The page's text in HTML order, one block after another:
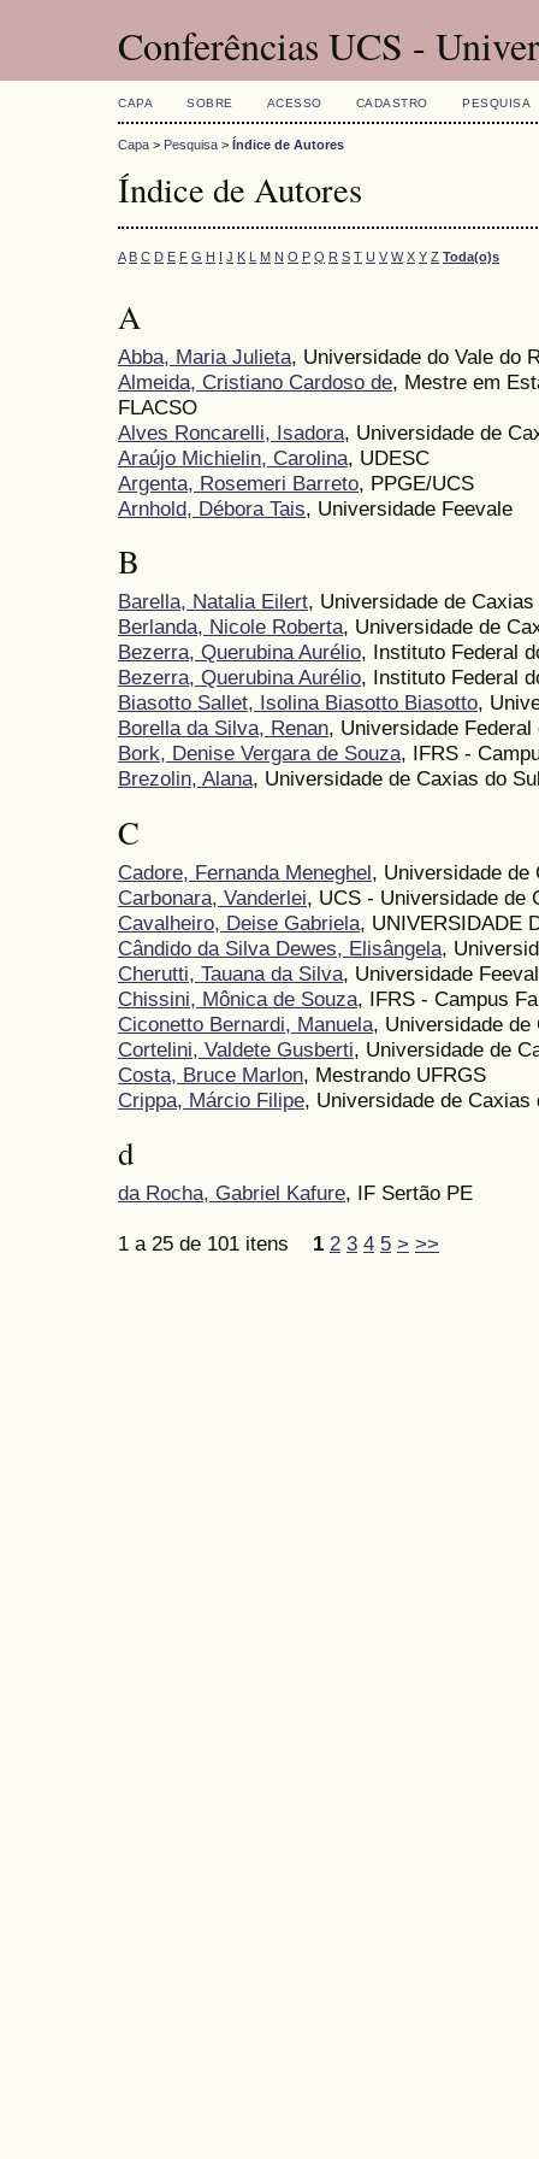
Conferências UCS -
CAPA SOBRE ACESSO CADASTRO PESQUISA
Capa > Pesquisa > Índice de Autores
Índice de Autores
A B C D E F G H I J K L M N O P Q R S T U V W X Y Z Toda(o)s
A
Abba, Maria Julieta, Universidade do Vale do
Almeida, Cristiano Cardoso de, Mestre em
FLACSO
Alves Roncarelli, Isadora, Universidade de
Araújo Michielin, Carolina, UDESC
Argenta, Rosemeri Barreto, PPGE/UCS
Arnhold, Débora Tais, Universidade Feevale
B
Barella, Natalia Eilert, Universidade de
Berlanda, Nicole Roberta, Universidade de
Bezerra, Querubina Aurélio, Instituto Federal
Bezerra, Querubina Aurélio, Instituto Federal
Biasotto Sallet, Isolina Biasotto Biasotto,
Borella da Silva, Renan, Universidade Federal
Bork, Denise Vergara de Souza, IFRS -
Brezolin, Alana, Universidade de Caxias do
C
Cadore, Fernanda Meneghel, Universidade de
Carbonara, Vanderlei, UCS - Universidade de
Cavalheiro, Deise Gabriela, UNIVERSIDADE
Cândido da Silva Dewes, Elisângela,
Cherutti, Tauana da Silva, Universidade
Chissini, Mônica de Souza, IFRS - Campus
Ciconetto Bernardi, Manuela, Universidade de
Cortelini, Valdete Gusberti, Universidade de
Costa, Bruce Marlon, Mestrando UFRGS
Crippa, Márcio Filipe, Universidade de Caxias
d
da Rocha, Gabriel Kafure, IF Sertão PE
1 a 25 de 101 itens 1 2 3 4 5 > >>